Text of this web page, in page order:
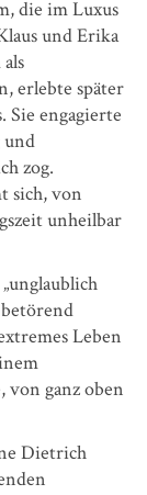
die im Luxus
und Erika
erlebte später
Sie engagierte
und
zog.
sich, von
unheilbar
Leben
von ganz oben
Dietrich